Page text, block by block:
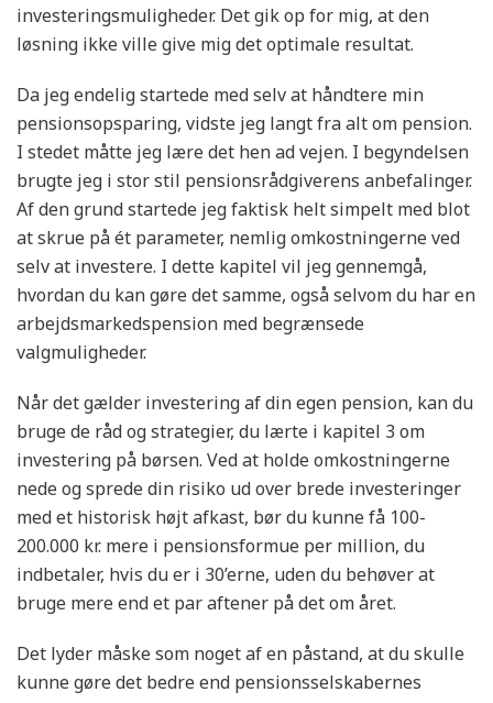
investeringsmuligheder. Det gik op for mig, at den
løsning ikke ville give mig det optimale resultat.
Da jeg endelig startede med selv at håndtere min
pensionsopsparing, vidste jeg langt fra alt om pension.
I stedet måtte jeg lære det hen ad vejen. I begyndelsen
brugte jeg i stor stil pensionsrådgiverens anbefalinger.
Af den grund startede jeg faktisk helt simpelt med blot
at skrue på ét parameter, nemlig omkostningerne ved
selv at investere. I dette kapitel vil jeg gennemgå,
hvordan du kan gøre det samme, også selvom du har en
arbejdsmarkedspension med begrænsede
valgmuligheder.
Når det gælder investering af din egen pension, kan du
bruge de råd og strategier, du lærte i kapitel 3 om
investering på børsen. Ved at holde omkostningerne
nede og sprede din risiko ud over brede investeringer
med et historisk højt afkast, bør du kunne få 100-
200.000 kr. mere i pensionsformue per million, du
indbetaler, hvis du er i 30’erne, uden du behøver at
bruge mere end et par aftener på det om året.
Det lyder måske som noget af en påstand, at du skulle
kunne gøre det bedre end pensionsselskabernes